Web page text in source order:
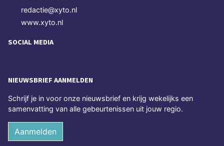
redactie@xyto.nl
www.xyto.nl
SOCIAL MEDIA
NIEUWSBRIEF AANMELDEN
Schrijf je in voor onze nieuwsbrief en krijg wekelijks een
samenvatting van alle gebeurtenissen uit jouw regio.
Aanmelden